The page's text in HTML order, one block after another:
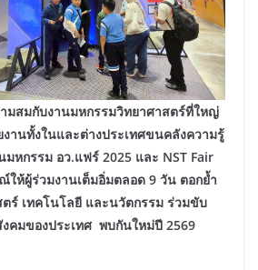
ามสมกับงานมหกรรมวิทยาศาสตร์ที่ใหญ่
านทั้งในและต่างประเทศขนคลังความรู้
หกรรม อว.แฟร์ 2025 และ NST Fair
ให้ผู้ร่วมงานเต็มอิ่มตลอด 9 วัน ตอกย้ำ
ร์ เทคโนโลยี และนวัตกรรม ร่วมขับ
งคมของประเทศ พบกันใหม่ปี 2569